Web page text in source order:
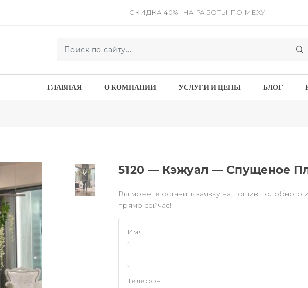
СКИДКА 40% НА РАБОТЫ ПО МЕХУ
ГЛАВНАЯ О КОМПАНИИ УСЛУГИ И ЦЕНЫ БЛОГ
5120 — Кэжуал — Спущеное
Вы можете оставить заявку на пошив подобного
прямо сейчас!
Имя
Телефон